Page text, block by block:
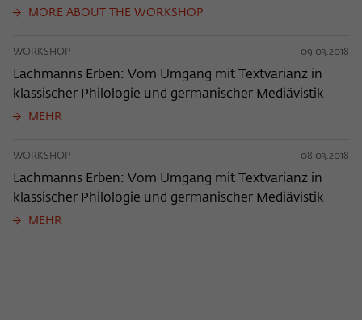
MORE ABOUT THE WORKSHOP
WORKSHOP 09.03.2018
Lachmanns Erben: Vom Umgang mit Textvarianz in
klassischer Philologie und germanischer Mediävistik
MEHR
WORKSHOP 08.03.2018
Lachmanns Erben: Vom Umgang mit Textvarianz in
klassischer Philologie und germanischer Mediävistik
MEHR